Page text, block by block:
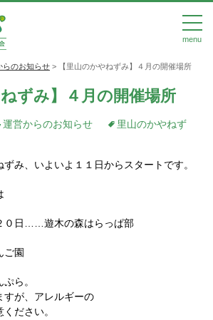
menu
らのお知らせ > 【里山のかやねずみ】４月の開催場所
ねずみ】４月の開催場所
運営からのお知らせ
里山のかやねず
み、いよいよ１１日からスタートです。
０日……遊木の森はらっぱ部
園
ら。
すが、アレルギーの
ださい。